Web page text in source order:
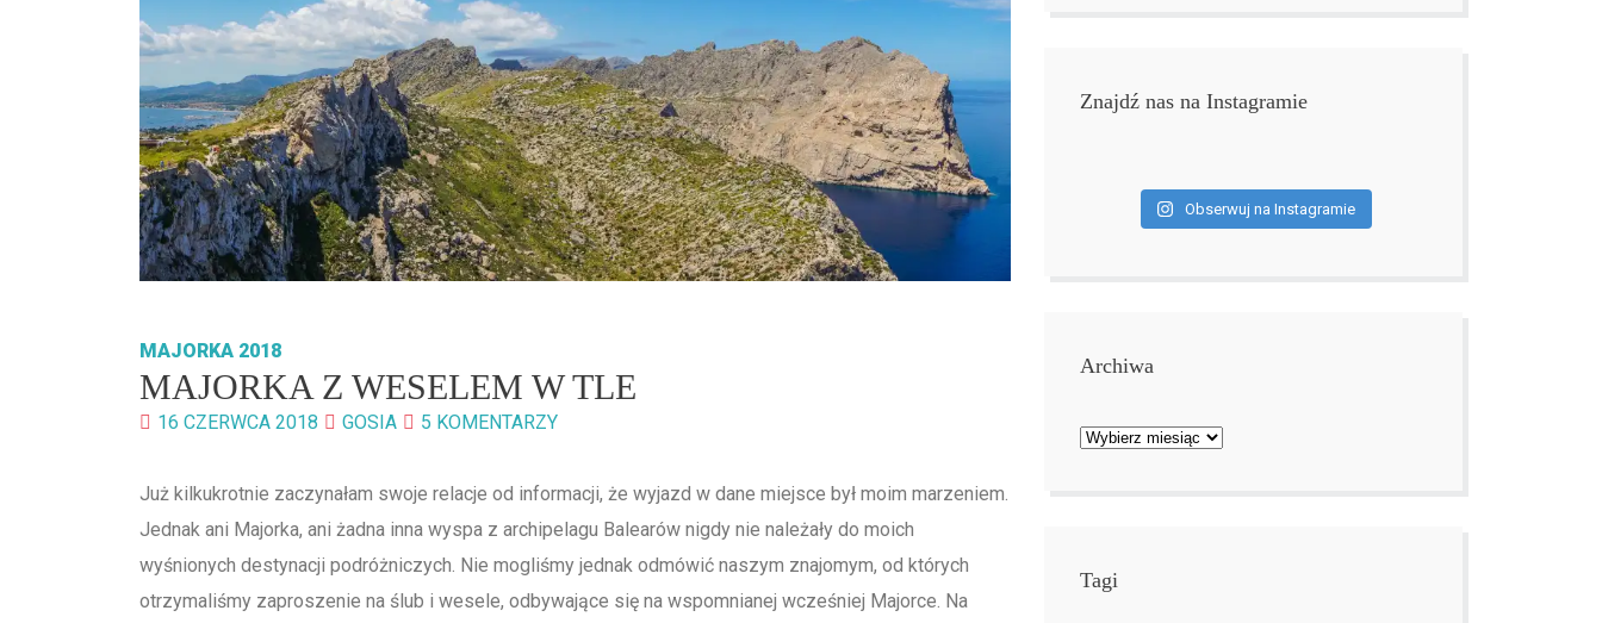
MAJORKA 2018
MAJORKA Z WESELEM W TLE
16 CZERWCA 2018 GOSIA 5 KOMENTARZY
Już kilkukrotnie zaczynałam swoje relacje od informacji, że wyjazd w dane miejsce był moim marzeniem.
Jednak ani Majorka, ani żadna inna wyspa z archipelagu Balearów nigdy nie należały do moich
wyśnionych destynacji podróżniczych. Nie mogliśmy jednak odmówić naszym znajomym, od których
otrzymaliśmy zaproszenie na ślub i wesele, odbywające się na wspomnianej wcześniej Majorce. Na
Znajdź nas na Instagramie
Obserwuj na Instagramie
Archiwa
Archiwa
Tagi